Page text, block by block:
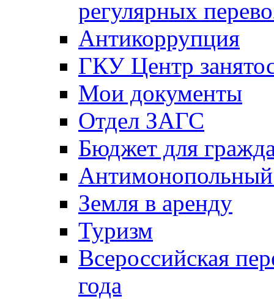
регулярных
Антикоррупция
ГКУ Центр
Мои документы
Отдел ЗАГС
Бюджет для
Антимонопольный
Земля в аренду
Туризм
Всероссийская
года